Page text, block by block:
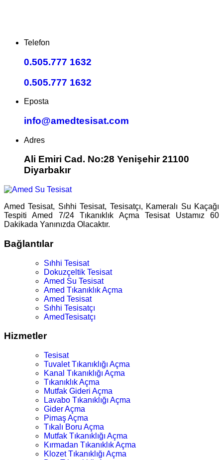
Telefon
0.505.777 1632
0.505.777 1632
Eposta
info@amedtesisat.com
Adres
Ali Emiri Cad. No:28 Yenişehir 21100
Diyarbakır
Amed Tesisat, Sıhhi Tesisat, Tesisatçı, Kameralı Su Kaçağı
Tespiti Amed 7/24 Tıkanıklık Açma Tesisat Ustamız 60
Dakikada Yanınızda Olacaktır.
Bağlantılar
Sıhhi Tesisat
Dokuzçeltik Tesisat
Amed Su Tesisat
Amed Tıkanıklık Açma
Amed Tesisat
Sıhhi Tesisatçı
AmedTesisatçı
Hizmetler
Tesisat
Tuvalet Tıkanıklığı Açma
Kanal Tıkanıklığı Açma
Tıkanıklık Açma
Mutfak Gideri Açma
Lavabo Tıkanıklığı Açma
Gider Açma
Pimaş Açma
Tıkalı Boru Açma
Mutfak Tıkanıklığı Açma
Kırmadan Tıkanıklık Açma
Klozet Tıkanıklığı Açma